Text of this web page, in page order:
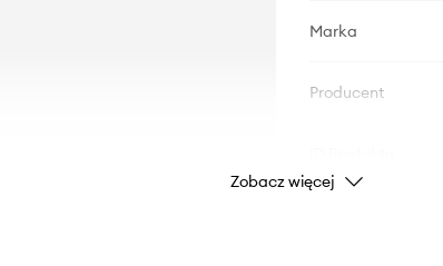
Marka
Producent
Zobacz więcej